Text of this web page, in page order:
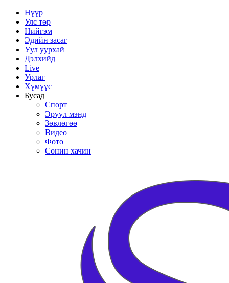
Нүүр
Улс төр
Нийгэм
Эдийн засаг
Уул уурхай
Дэлхийд
Live
Урлаг
Хүмүүс
Бусад
Спорт
Эрүүл мэнд
Зөвлөгөө
Видео
Фото
Сонин хачин